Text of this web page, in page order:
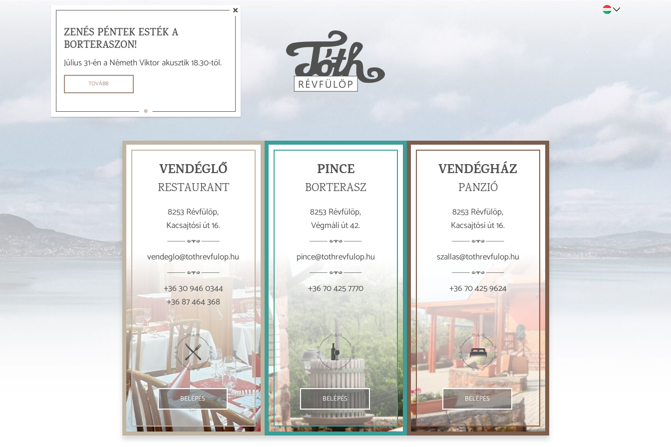
ZENÉS PÉNTEK ESTÉK A
BORTERASZON!
Július 31-én a Németh Viktor akusztik 18.30-tól.
TOVÁBB
ZENÉS PÉNTEK ESTÉK A
BORTERASZON!
Július 31-én a Németh Viktor akusztik 18.30-tól.
VENDÉGLŐ
RESTAURANT
8253 Révfülöp,
Kacsajtósi út 16.
vendeglo@tothrevfulop.hu
+36 30 946 0344
+36 87 464 368
BELÉPÉS
PINCE
BORTERASZ
8253 Révfülöp,
Végmáli út 42.
pince@tothrevfulop.hu
+36 70 425 7770
BELÉPÉS
VENDÉGHÁZ
PANZIÓ
8253 Révfülöp,
Kacsajtósi út 16.
szallas@tothrevfulop.hu
+36 70 425 9624
BELÉPÉS